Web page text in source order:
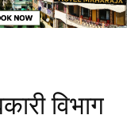
विभाग